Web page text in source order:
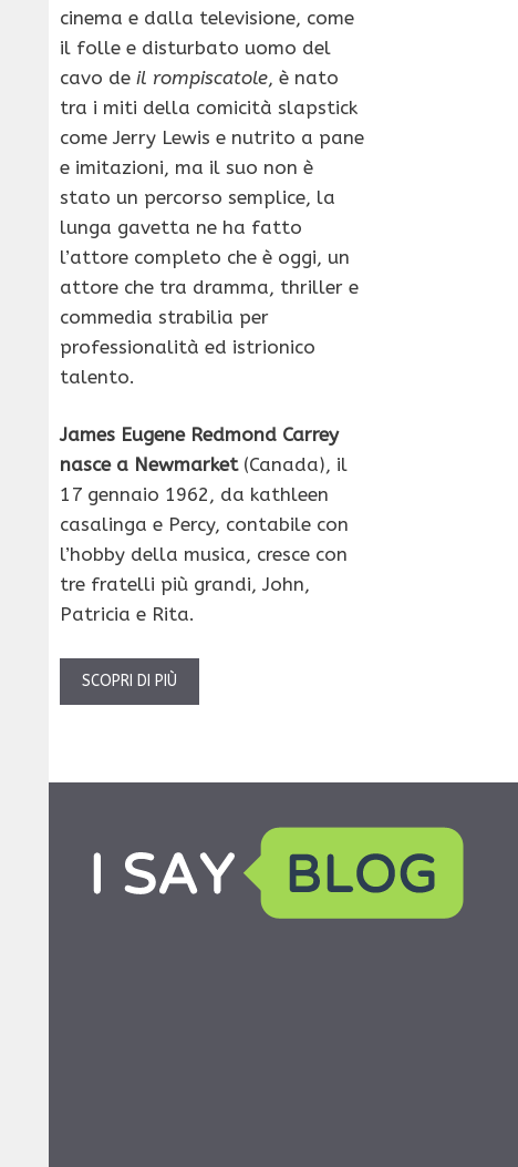
cinema e dalla televisione, come
il folle e disturbato uomo del
cavo de il rompiscatole, è nato
tra i miti della comicità slapstick
come Jerry Lewis e nutrito a pane
e imitazioni, ma il suo non è
stato un percorso semplice, la
lunga gavetta ne ha fatto
l’attore completo che è oggi, un
attore che tra dramma, thriller e
commedia strabilia per
professionalità ed istrionico
talento.
James Eugene Redmond Carrey
nasce a Newmarket(Canada), il
17 gennaio 1962, da kathleen
casalinga e Percy, contabile con
l’hobby della musica, cresce con
tre fratelli più grandi, John,
Patricia e Rita.
SCOPRI DI PIÙ